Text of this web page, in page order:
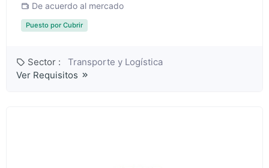
De acuerdo al mercado
Puesto por Cubrir
Sector :
Transporte y Logística
Ver Requisitos